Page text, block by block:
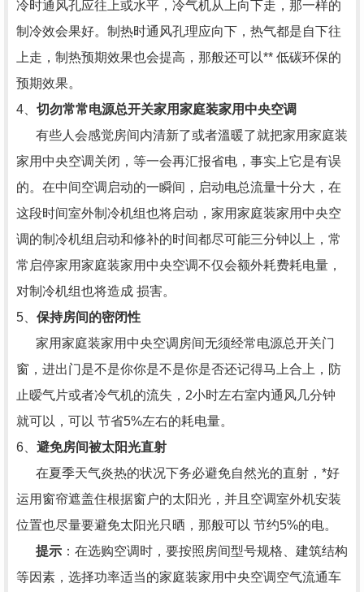
冷时通风孔应往上或水平，冷气机从上向下走，那一样的
制冷效会果好。制热时通风孔理应向下，热气都是自下往
上走，制热预期效果也会提高，那般还可以** 低碳环保的
预期效果。
4、 切勿常常电源总开关家用家庭装家用中央空调
有些人会感觉房间内清新了或者溫暖了就把家用家庭装
家用中央空调关闭，等一会再汇报省电，事实上它是有误
的。在中间空调启动的一瞬间，启动电总流量十分大，在
这段时间室外制冷机组也将启动，家用家庭装家用中央空
调的制冷机组启动和修补的时间都尽可能三分钟以上，常
常启停家用家庭装家用中央空调不仅会额外耗费耗电量，
对制冷机组也将造成 损害。
5、 保持房间的密闭性
家用家庭装家用中央空调房间无须经常电源总开关门
窗，进出门是不是你你是不是你是否还记得马上合上，防
止暧气片或者冷气机的流失，2小时左右室内通风几分钟
就可以，可以 节省5%左右的耗电量。
6、 避免房间被太阳光直射
在夏季天气炎热的状况下务必避免自然光的直射，*好
运用窗帘遮盖住根据窗户的太阳光，并且空调室外机安装
位置也尽量要避免太阳光只晒，那般可以 节约5%的电。
提示 ：在选购空调时，要按照房间型号规格、建筑结构
等因素，选择功率适当的家庭装家用中央空调空气流通车